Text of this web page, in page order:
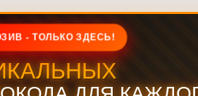
- ТОЛЬКО ЗДЕСЬ!